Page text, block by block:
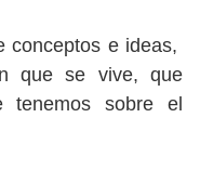
conceptos e ideas,
que se vive, que
tenemos sobre el